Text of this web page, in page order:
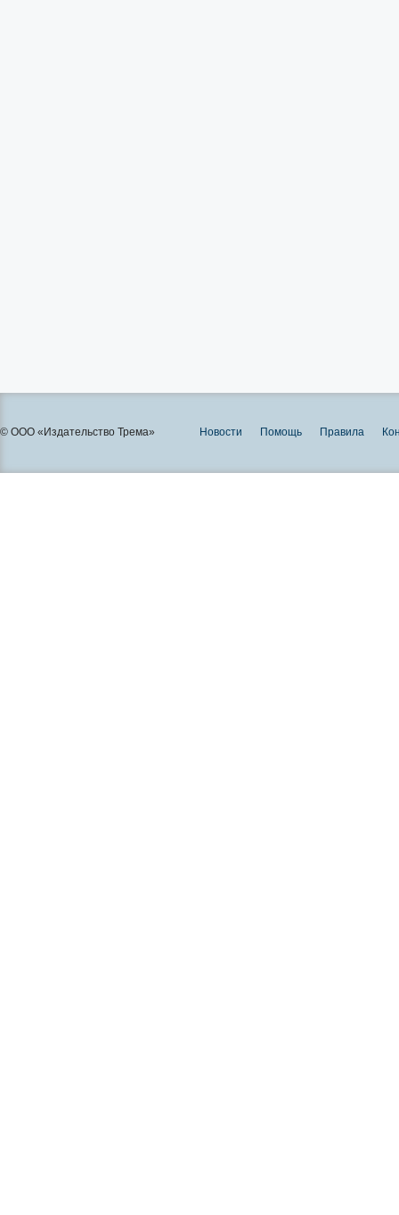
© ООО «Издательство Трема» Новости Помощь Правила